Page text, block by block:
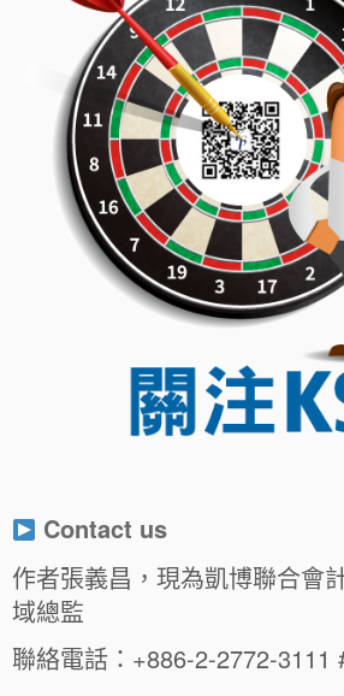
Contact us
作者張義昌，現為凱博聯合會
域總監
聯絡電話：+886-2-2772-3111